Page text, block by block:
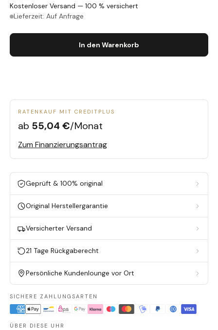
Kostenloser Versand — 100 % versichert
Lieferzeit: Auf Anfrage
In den Warenkorb
RATENKAUF MIT CREDITPLUS
ab 55,04 €/Monat
Zum Finanzierungsantrag
Geprüft & 100% original
Original Herstellergarantie
Versicherter Versand
21 Tage Rückgaberecht
Persönliche Kundenlounge vor Ort
SICHERE ZAHLUNGSARTEN
ÜBER DIESE UHR